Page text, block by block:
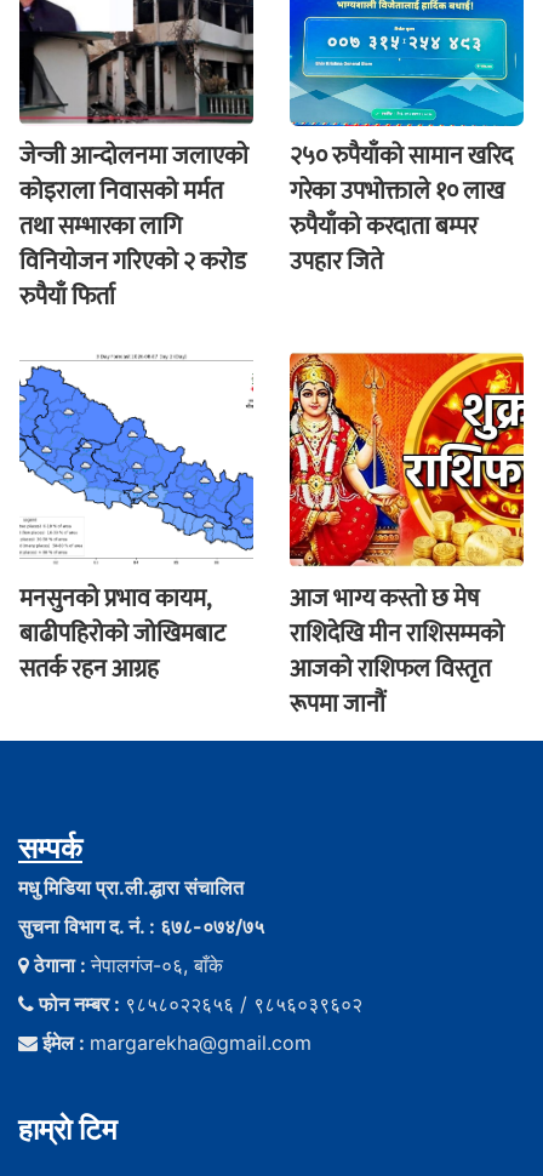
जेन्जी आन्दोलनमा जलाएकाे
कोइराला निवासको मर्मत
तथा सम्भारका लागि
विनियोजन गरिएको २ करोड
रुपैयाँ फिर्ता
२५० रुपैयाँको सामान खरिद
गरेका उपभोक्ताले १० लाख
रुपैयाँको करदाता बम्पर
उपहार जिते
मनसुनको प्रभाव कायम,
बाढीपहिरोको जोखिमबाट
सतर्क रहन आग्रह
आज भाग्य कस्ताे छ मेष
राशिदेखि मीन राशिसम्मको
आजको राशिफल विस्तृत
रूपमा जानौं
सम्पर्क
मधु मिडिया प्रा.ली.द्धारा संचालित
सुचना विभाग द. नं. : ६७८-०७४/७५
ठेगाना :नेपालगंज-०६, बाँके
फोन नम्बर : ९८५८०२२६५६ / ९८५६०३९६०२
ईमेल : margarekha@gmail.com
हाम्राे टिम